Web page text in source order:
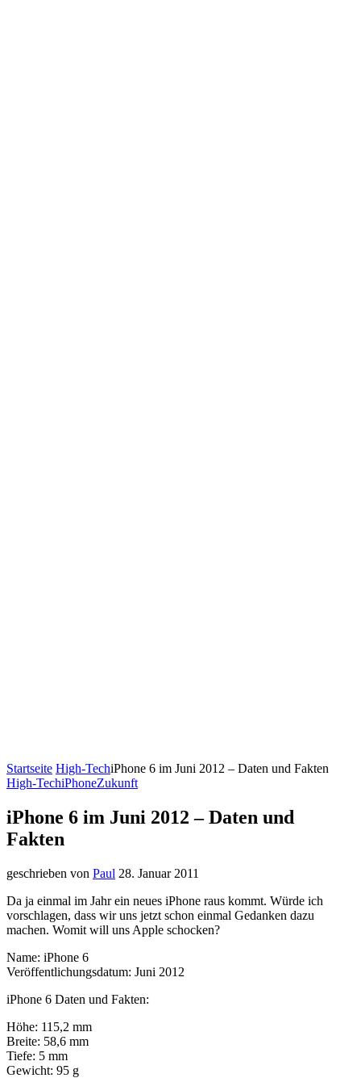
Startseite High-TechiPhone 6 im Juni 2012 – Daten und Fakten
High-TechiPhoneZukunft
iPhone 6 im Juni 2012 – Daten und
Fakten
geschrieben von Paul 28. Januar 2011
Da ja einmal im Jahr ein neues iPhone raus kommt. Würde ich
vorschlagen, dass wir uns jetzt schon einmal Gedanken dazu
machen. Womit will uns Apple schocken?
Name: iPhone 6
Veröffentlichungsdatum: Juni 2012
iPhone 6 Daten und Fakten:
Höhe: 115,2 mm
Breite: 58,6 mm
Tiefe: 5 mm
Gewicht: 95 g